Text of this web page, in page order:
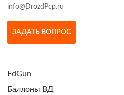
info@DrozdPcp.ru
ЗАДАТЬ ВОПРОС
EdGun
Баллоны ВД